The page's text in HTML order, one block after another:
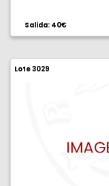
Salida: 40€
Lote 3029